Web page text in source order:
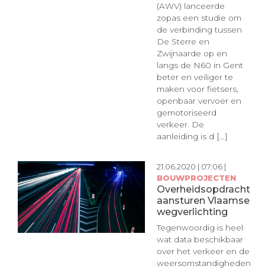
(AWV) lanceerde
zopas een studie om
de verbinding tussen
De Sterre en
Zwijnaarde op en
langs de N60 in Gent
beter en veiliger te
maken voor fietsers,
openbaar vervoer en
gemotoriseerd
verkeer. De
aanleiding is d [...]
21.06.2020 | 07:06 |
BOUWPROJECTEN
Overheidsopdracht
aansturen Vlaamse
wegverlichting
Tegenwoordig is heel
wat data beschikbaar
over het verkeer en de
weersomstandigheden